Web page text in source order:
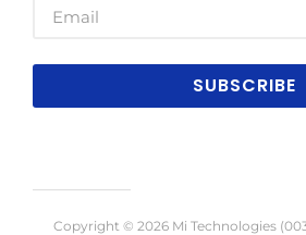
SUBSCRIBE
Copyright © 2026 Mi Technologies